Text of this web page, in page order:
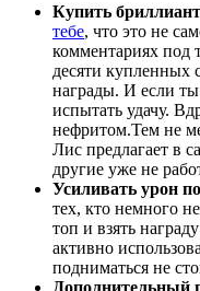
Купить
тебе, что это не
комментариях под
десяти купленных
награды. И если
испытать удачу.
нефритом.Тем не
Лис предлагает в
другие уже не
Усиливать урон
тех, кто немного
топ и взять
активно
подниматься не
Дополнительный